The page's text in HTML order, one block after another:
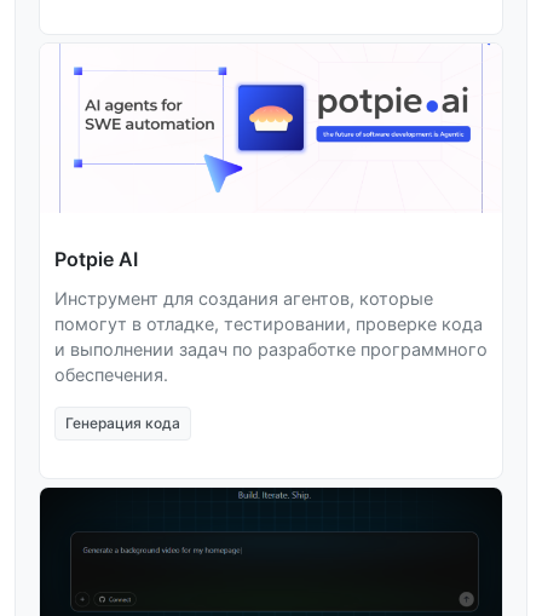
Potpie AI
Инструмент для создания агентов, которые
помогут в отладке, тестировании, проверке кода
и выполнении задач по разработке программного
обеспечения.
Генерация кода